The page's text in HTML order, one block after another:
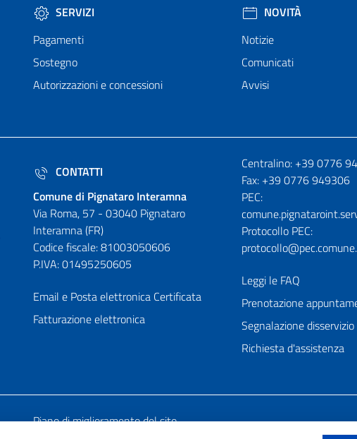
SERVIZI
Pagamenti
Sostegno
Autorizzazioni e concessioni
NOVITÀ
Notizie
Comunicati
Avvisi
CONTATTI
Comune di Pignataro Interamna
Via Roma, 57 - 03040 Pignataro
Interamna (FR)
Codice fiscale: 81003050606
P.IVA: 01495250605
Email e Posta elettronica Certificata
Fatturazione elettronica
Numeri utili
Centralino: +39 0776
Fax: +39 0776 949306
PEC:
Protocollo PEC:
Leggi le FAQ
Prenotazione
Segnalazione disservizio
Richiesta d'assistenza
Piano di miglioramento del sito